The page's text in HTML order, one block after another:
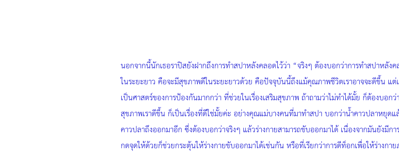
นอกจากนี้นักเธอราปิสยังฝากถึงการทำสปาหลังคลอดไว้ว่า “จริงๆ ต้องบอกว่าการทำสปาหลั
ในระยะยาว คือจะมีสุขภาพดีในระยะยาวด้วย คือปัจจุบันนี้ถึงแม้คุณภาพชีวิตเราอาจจะดีขึ้น แต่
เป็นศาสตร์ของการป้องกันมากกว่า ที่ช่วยในเรื่องเสริมสุขภาพ ถ้าถามว่าไม่ทำได้มั้ย ก็ต้องบอกว่
สุขภาพเราดีขึ้น ก็เป็นเรื่องที่ดีใช่มั้ยค่ะ อย่างคุณแม่บางคนที่มาทำสปา บอกว่าน้ำคาวปลาหยุด
คาวปลาถึงออกมาอีก ซึ่งต้องบอกว่าจริงๆ แล้วร่างกายสามารถขับออกมาได้ เนื่องจากมันยังมีก
กดจุดให้ด้วยก็ช่วยกระตุ้นให้ร่างกายขับออกมาได้เช่นกัน หรือที่เรียกว่าการดีท็อกเพื่อให้ร่างก